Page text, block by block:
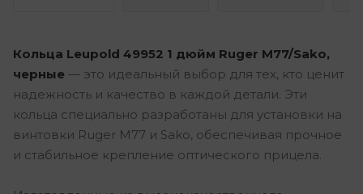
Кольца Leupold 49952 1 дюйм Ruger M77/Sako,
черные — это идеальный выбор для тех, кто ценит
надежность и качество в каждой детали. Эти
кольца специально разработаны для установки на
винтовки Ruger M77 и Sako, обеспечивая прочное
и стабильное крепление оптического прицела.